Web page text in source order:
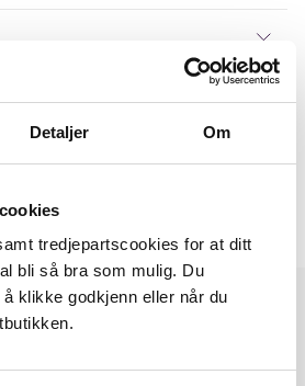
Detaljer Om
tredjepartscookies for at ditt
bli så bra som mulig. Du
klikke godkjenn eller når du